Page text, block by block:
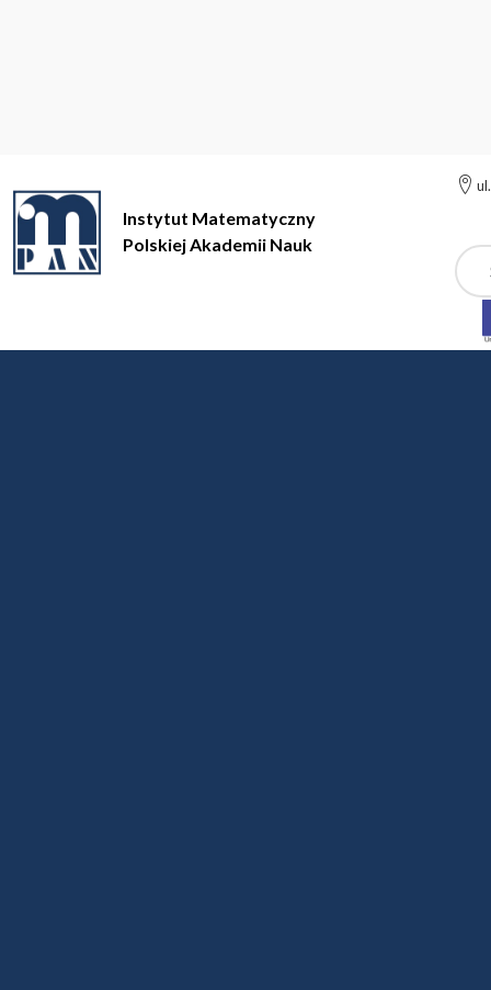
Instytut Matematyczny
Polskiej Akademii Nauk
Instytut Matematyczny Polskiej Akademii Nauk Teoria
Teoria Aproksymacji i
prof. dr hab. Anna Kamont, prof. dr
Miejsce i termin: Instytut Matematyczny PAN, Oddział
On positivity of solutions for the diffusion equation